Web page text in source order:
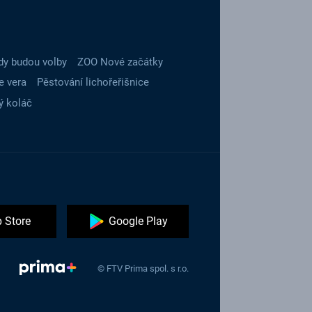
budou volby
ZOO Nové začátky
vera
Pěstování lichořeřišnice
koláč
Store Google Play
© FTV Prima spol. s r.o.